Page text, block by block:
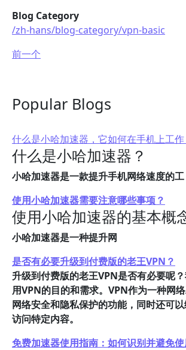
Blog Category
/zh-hans/blog-category/vpn-basic
前一个
Popular Blogs
什么是小哈加速器，它如何在手机上工作
什么是小哈加速器？
小哈加速器是一款提升手机网络速度的工
使用小哈加速器需要注意哪些事项？
使用小哈加速器的基本概
小哈加速器是一种提升网
是否有必要升级到付费版的老王VPN？
升级到付费版的老王VPN是否有必要呢
用VPN的目的和需求。VPN作为一种网
网络安全和隐私保护的功能，同时还可
访问特定内容。
免费加速器使用指南：如何识别并避免